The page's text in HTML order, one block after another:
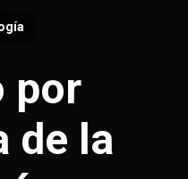
por
de la